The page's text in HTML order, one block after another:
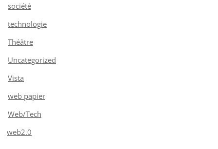
société
technologie
Théâtre
Uncategorized
Vista
web papier
Web/Tech
web2.0